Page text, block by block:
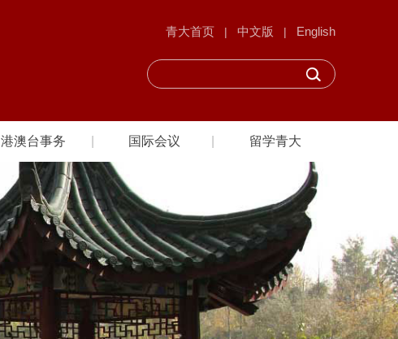
青大首页 | 中文版 | English
港澳台事务 国际会议 留学青大